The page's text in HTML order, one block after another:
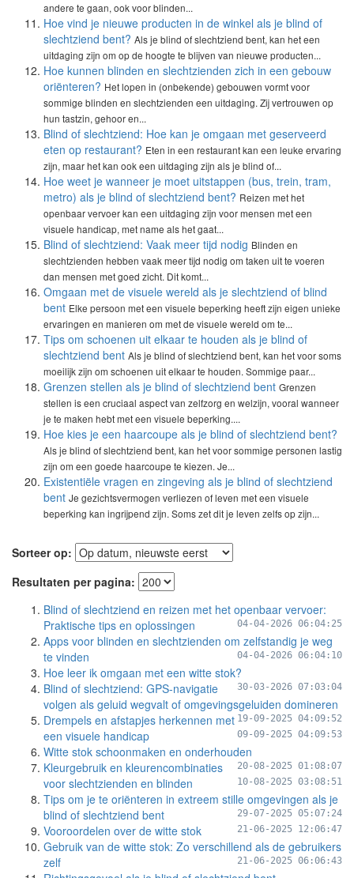
andere te gaan, ook voor blinden...
Hoe vind je nieuwe producten in de winkel als je blind of
slechtziend bent? Als je blind of slechtziend bent, kan het een
uitdaging zijn om op de hoogte te blijven van nieuwe producten...
Hoe kunnen blinden en slechtzienden zich in een gebouw
oriënteren? Het lopen in (onbekende) gebouwen vormt voor
sommige blinden en slechtzienden een uitdaging. Zij vertrouwen op
hun tastzin, gehoor en...
Blind of slechtziend: Hoe kan je omgaan met geserveerd
eten op restaurant? Eten in een restaurant kan een leuke ervaring
zijn, maar het kan ook een uitdaging zijn als je blind of...
Hoe weet je wanneer je moet uitstappen (bus, trein, tram,
metro) als je blind of slechtziend bent? Reizen met het
openbaar vervoer kan een uitdaging zijn voor mensen met een
visuele handicap, met name als het gaat...
Blind of slechtziend: Vaak meer tijd nodig Blinden en
slechtzienden hebben vaak meer tijd nodig om taken uit te voeren
dan mensen met goed zicht. Dit komt...
Omgaan met de visuele wereld als je slechtziend of blind
bent Elke persoon met een visuele beperking heeft zijn eigen unieke
ervaringen en manieren om met de visuele wereld om te...
Tips om schoenen uit elkaar te houden als je blind of
slechtziend bent Als je blind of slechtziend bent, kan het voor soms
moeilijk zijn om schoenen uit elkaar te houden. Sommige paar...
Grenzen stellen als je blind of slechtziend bent Grenzen
stellen is een cruciaal aspect van zelfzorg en welzijn, vooral wanneer
je te maken hebt met een visuele beperking....
Hoe kies je een haarcoupe als je blind of slechtziend bent?
Als je blind of slechtziend bent, kan het voor sommige personen lastig
zijn om een goede haarcoupe te kiezen. Je...
Existentiële vragen en zingeving als je blind of slechtziend
bent Je gezichtsvermogen verliezen of leven met een visuele
beperking kan ingrijpend zijn. Soms zet dit je leven zelfs op zijn...
Sorteer op:
Resultaten per pagina:
Blind of slechtziend en reizen met het openbaar vervoer:
Praktische tips en oplossingen
04-04-2026 06:04:25
Apps voor blinden en slechtzienden om zelfstandig je weg
te vinden
04-04-2026 06:04:10
Hoe leer ik omgaan met een witte stok?
30-03-2026 07:03:04
Blind of slechtziend: GPS-navigatie
volgen als geluid wegvalt of omgevingsgeluiden domineren
19-09-2025 04:09:52
Drempels en afstapjes herkennen met
een visuele handicap
09-09-2025 04:09:53
Witte stok schoonmaken en onderhouden
20-08-2025 01:08:07
Kleurgebruik en kleurencombinaties
voor slechtzienden en blinden
10-08-2025 03:08:51
Tips om je te oriënteren in extreem stille omgevingen als je
blind of slechtziend bent
29-07-2025 05:07:24
Vooroordelen over de witte stok 21-06-2025 12:06:47
Gebruik van de witte stok: Zo verschillend als de gebruikers
zelf
21-06-2025 06:06:43